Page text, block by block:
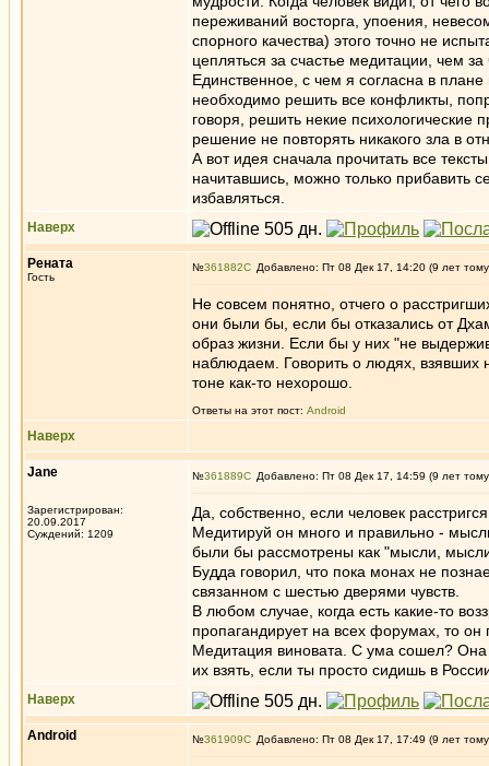
переживаний восторга, упоения,
спорного качества) этого точно не
цепляться за счастье медитации, чем
Единственное, с чем я согласна в
необходимо решить все конфликты,
говоря, решить некие
решение не повторять никакого зла в
А вот идея сначала прочитать все
начитавшись, можно только прибавить
избавляться.
Наверх
Рената
Гость
№361882 Добавлено: Пт 08 Дек 17, 14:20 (9 лет
Не совсем понятно, отчего о
они были бы, если бы отказались от
образ жизни. Если бы у них "не
наблюдаем. Говорить о людях, взявших
тоне как-то нехорошо.
Ответы на этот пост: Android
Наверх
Jane
Зарегистрирован:
20.09.2017
Суждений: 1209
№361889 Добавлено: Пт 08 Дек 17, 14:59 (9 лет
Да, собственно, если человек
Медитируй он много и правильно -
были бы рассмотрены как "мысли,
Будда говорил, что пока монах не
связанном с шестью дверями чувств.
В любом случае, когда есть какие-то
пропагандирует на всех форумах, то он
Медитация виновата. С ума сошел? Она
их взять, если ты просто сидишь в
Наверх
Android №361909 Добавлено: Пт 08 Дек 17, 17:49 (9 лет